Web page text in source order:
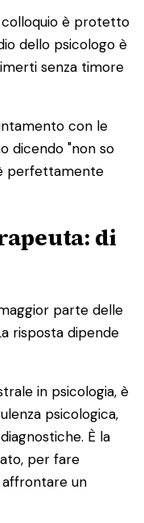
è protetto
dello psicologo è
senza timore
con le
dicendo "non so
perfettamente
di
parte delle
risposta dipende
in psicologia, è
psicologica,
È la
per fare
affrontare un